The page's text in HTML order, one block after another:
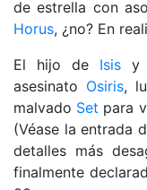
de estrella con
Horus, ¿no? En
El hijo de Isis y
asesinato Osiris,
malvado Set para
(Véase la entrada
detalles más
finalmente